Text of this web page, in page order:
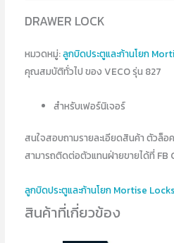
DRAWER LOCK
หมวดหมู่:ลูกบิดประตูและก้านโยก
คุณสมบัติทั่วไป ของ VECO รุ่น 827
สำหรับเฟอร์นิเจอร์
สนใจสอบถามรายละเอียดสินค้า ตัวล็อ
สามารถติดต่อตัวแทนฝ่ายขายได้ที่ FB
ลูกบิดประตูและก้านโยก Mortise Locks
สินค้าที่เกี่ยวข้อง